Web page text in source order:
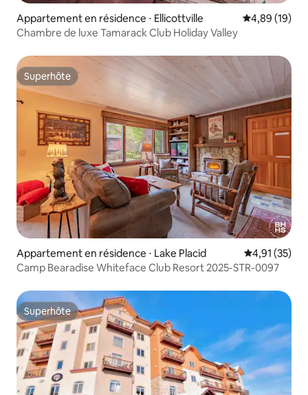
Appartement en résidence ⋅ Ellicottville Évaluation
4,89 (19)
Chambre de luxe Tamarack Club Holiday Valley
Superhôte
Superhôte
Appartement en résidence ⋅ Lake Placid Évaluation
4,91 (35)
Camp Bearadise Whiteface Club Resort 2025-STR-0097
Superhôte
Superhôte